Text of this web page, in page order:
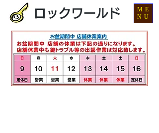
ロックワールド
ME
NU